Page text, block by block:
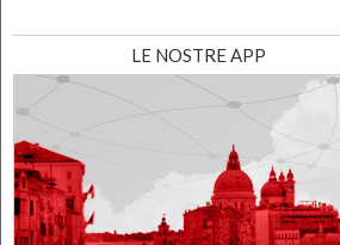
LE NOSTRE APP